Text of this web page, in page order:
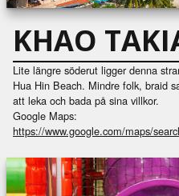
KHAO
Lite längre söderut ligger denna
Hua Hin Beach. Mindre folk, braid
att leka och bada på sina villkor.
Google Maps:
https://www.google.com/maps/